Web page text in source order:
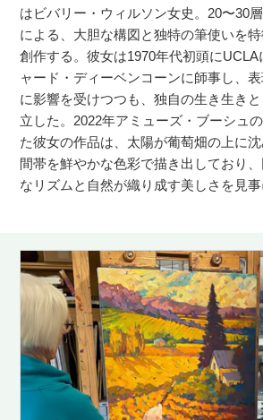
はビバリー・ウィルソン女史。20〜30
による、大胆な構図と独特の筆使いを
創作する。彼女は1970年代初頭に
ャード・ディーベンコーンに師事し、
に影響を受けつつも、独自の生き生き
立した。2022年アミューズ・ブーシュ
た彼女の作品は、太陽が葡萄畑の上に
間帯を鮮やかな色彩で描き出しており
なリズムと自然が織り成す美しさを見事